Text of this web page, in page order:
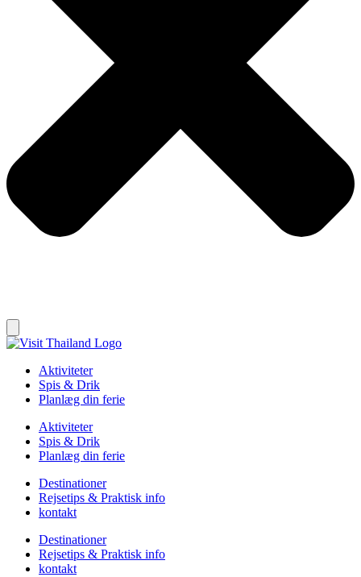
Aktiviteter
Spis & Drik
Planlæg din ferie
Aktiviteter
Spis & Drik
Planlæg din ferie
Destinationer
Rejsetips & Praktisk info
kontakt
Destinationer
Rejsetips & Praktisk info
kontakt